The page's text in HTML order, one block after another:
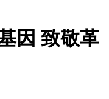
因 致敬革